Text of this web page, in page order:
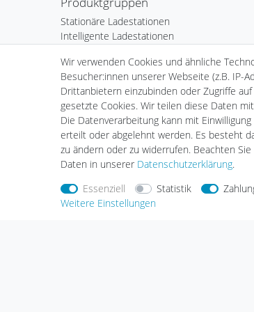
Stationäre Ladestationen
Intelligente Ladestationen
Ladekabel
plenti Solar
Zubehör
Installation
Nehmen SieKontaktmit uns auf
Wir verwenden Cookies und ähnliche
Besucher:innen unserer Webseite (z.B. IP-
Drittanbietern einzubinden oder Zugriffe
gesetzte Cookies. Wir teilen diese Daten
Die Datenverarbeitung kann mit
erteilt oder abgelehnt werden. Es besteht
zu ändern oder zu widerrufen. Beachten
Daten in unserer Daten­schutz­erklärung.
Essenziell
Statistik
Weitere Einstellungen